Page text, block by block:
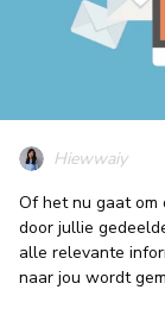
Hiewwaiy
Of het nu gaat om
door jullie
alle relevante
naar jou wordt